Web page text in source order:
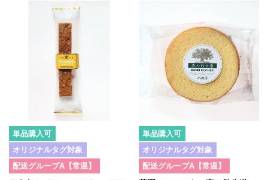
単品購入可
オリジナルタグ対象
配送グループA【常温】
単品購入可
オリジナルタグ対象
配送グループA【常温】